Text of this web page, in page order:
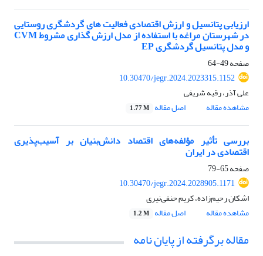
ارزیابی پتانسیل و ارزش اقتصادی فعالیت های گردشگری روستایی
در شهرستان مراغه با استفاده از مدل ارزش گذاری مشروط ‍CVM
و مدل پتانسیل گردشگری EP
صفحه49-64
10.30470/jegr.2024.2023315.1152
علی آذر، رقیه شریفی
مشاهده مقاله
اصل مقاله 1.77 M
بررسی تأثیر مؤلفه‌های اقتصاد دانش‌بنیان بر آسیب‌پذیری
اقتصادی در ایران
صفحه65-79
10.30470/jegr.2024.2028905.1171
اشکان رحیم‌زاده، کریم حنفی‌نیری
مشاهده مقاله
اصل مقاله 1.2 M
مقاله برگرفته از پایان نامه